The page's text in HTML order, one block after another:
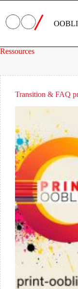
contenu
Ressources
Transition & FAQ